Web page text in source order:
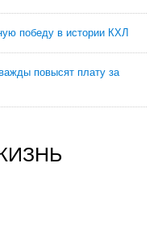
победу в истории КХЛ
повысят плату за